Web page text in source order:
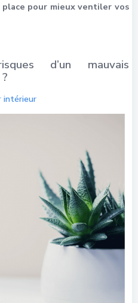
pour mieux ventiler vos
d’un mauvais
intérieur